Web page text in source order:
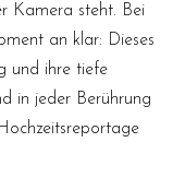
Kamera steht. Bei
an klar: Dieses
und ihre tiefe
in jeder Berührung